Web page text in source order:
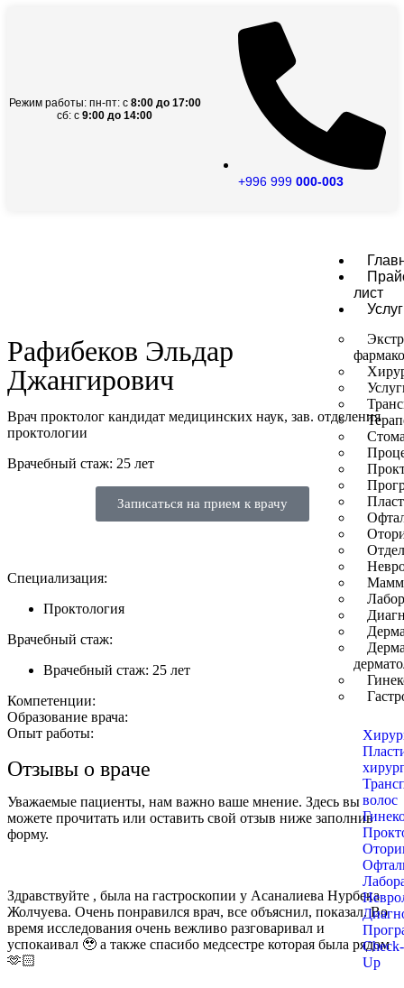
Режим работы: пн-пт: с 8:00 до 17:00
сб: с 9:00 до 14:00
+996 999 000-003
лист
волос
Check-
Up
Рафибеков Эльдар
Джангирович
Врач проктолог кандидат медицинских наук, зав. отделения
проктологии
Врачебный стаж: 25 лет
Записаться на прием к врачу
Специализация:
Проктология
Врачебный стаж:
Врачебный стаж: 25 лет
Компетенции:
Образование врача:
Опыт работы:
Отзывы о враче
Уважаемые пациенты, нам важно ваше мнение. Здесь вы
можете прочитать или оставить свой отзыв ниже заполнив
форму.
Здравствуйте , была на гастроскопии у Асаналиева Нурбека
Жолчуева. Очень понравился врач, все объяснил, показал. Во
время исследования очень вежливо разговаривал и
успокаивал 🥹 а также спасибо медсестре которая была рядом
🫶🏻